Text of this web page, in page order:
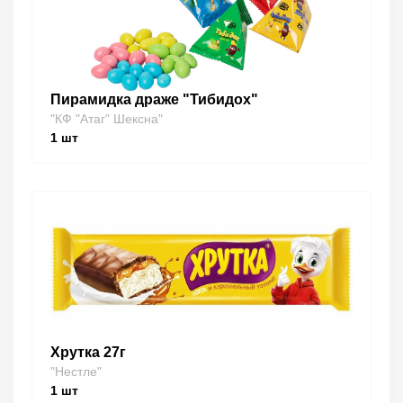
Пирамидка драже "Тибидох"
"КФ "Атаг" Шексна"
1 шт
Хрутка 27г
"Нестле"
1 шт